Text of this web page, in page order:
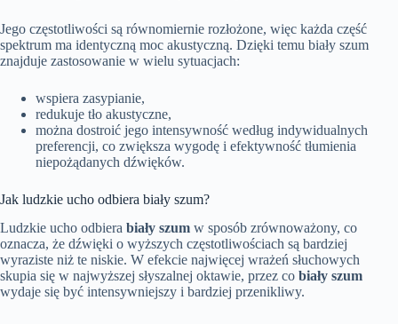
Jego częstotliwości są równomiernie rozłożone, więc każda część
spektrum ma identyczną moc akustyczną. Dzięki temu biały szum
znajduje zastosowanie w wielu sytuacjach:
wspiera zasypianie,
redukuje tło akustyczne,
można dostroić jego intensywność według indywidualnych
preferencji, co zwiększa wygodę i efektywność tłumienia
niepożądanych dźwięków.
Jak ludzkie ucho odbiera biały szum?
Ludzkie ucho odbiera biały szum w sposób zrównoważony, co
oznacza, że dźwięki o wyższych częstotliwościach są bardziej
wyraziste niż te niskie. W efekcie najwięcej wrażeń słuchowych
skupia się w najwyższej słyszalnej oktawie, przez co biały szum
wydaje się być intensywniejszy i bardziej przenikliwy.